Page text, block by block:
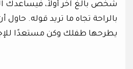
شخص بالغ آخر أولاً، فيساعدك
بالراحة تجاه ما تريد قوله. حاول
يطرحها طفلك وكن مستعدًا